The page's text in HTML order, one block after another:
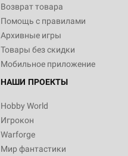
Возврат товара
Помощь с правилами
Архивные игры
Товары без скидки
Мобильное приложение
НАШИ ПРОЕКТЫ
Hobby World
Игрокон
Warforge
Мир фантастики